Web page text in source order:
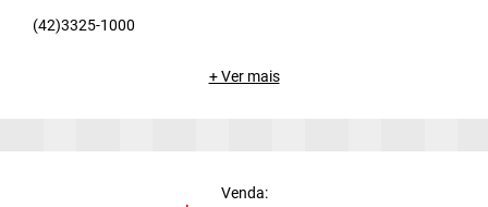
(42)3325-1000
+ Ver mais
Venda: